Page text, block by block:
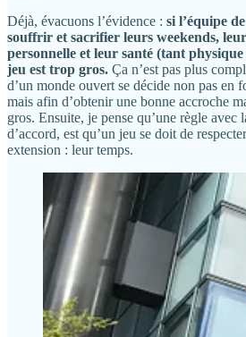
Déjà, évacuons l’évidence : si l’équipe
souffrir et sacrifier leurs weekends,
personnelle et leur santé (tant
jeu est trop gros. Ça n’est pas plus
d’un monde ouvert se décide non pas en
mais afin d’obtenir une bonne accroche
gros. Ensuite, je pense qu’une règle avec
d’accord, est qu’un jeu se doit de
extension : leur temps.